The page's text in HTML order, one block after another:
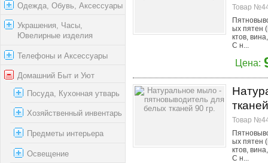
Одежда, Обувь, Аксессуары
Украшения, Часы,
Ювелирные изделия
Телефоны и Аксессуары
Домашний Быт и Уют
Посуда, Кухонная утварь
Хозяйственный инвентарь
Предметы интерьера
Освещение
Товар
ых пятен
ктов,
С н...
Цена:
Товар
ых пятен
ктов,
С н...